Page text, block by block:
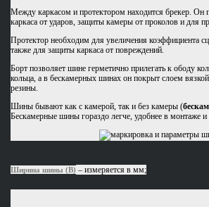
Между каркасом и протектором находится брекер. Он
каркаса от ударов, защиты камеры от проколов и для
Протектор необходим для увеличения коэффициента
также для защиты каркаса от повреждений.
Борт позволяет шине герметично прилегать к ободу
кольца, а в бескамерных шинах он покрыт слоем
резины.
Шины бывают как с камерой, так и без камеры (
Бескамерные шины гораздо легче, удобнее в монтаже
Ширина шины (B) – измеряется в мм;